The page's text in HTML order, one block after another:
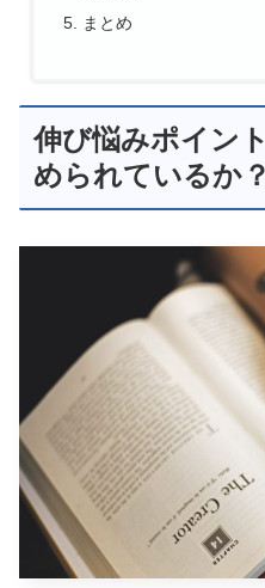
まとめ
伸び悩みポイン
められているか？